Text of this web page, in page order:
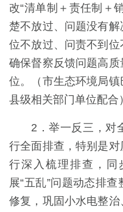
改“清单制＋责任制＋
楚不放过、问题没有
位不放过、问责不到位
确保督察反馈问题高
位。（市生态环境局镇
县级相关部门单位配合）
2．举一反三，对
行全面排查，特别是
行深入梳理排查，同
展“五乱”问题动态排
修复，巩固小水电整